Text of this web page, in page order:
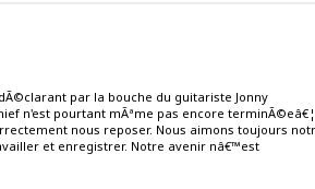
par la bouche du guitariste Jonny
n'est pourtant mÃªme pas encore terminÃ©eâ€¦
nous reposer. Nous aimons toujours
et enregistrer. Notre avenir nâ€™est